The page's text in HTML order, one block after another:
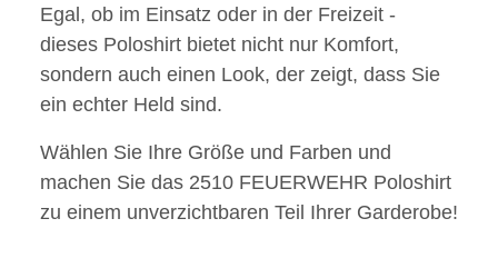
Egal, ob im Einsatz oder in der Freizeit -
dieses Poloshirt bietet nicht nur Komfort,
sondern auch einen Look, der zeigt, dass Sie
ein echter Held sind.
Wählen Sie Ihre Größe und Farben und
machen Sie das 2510 FEUERWEHR Poloshirt
zu einem unverzichtbaren Teil Ihrer Garderobe!